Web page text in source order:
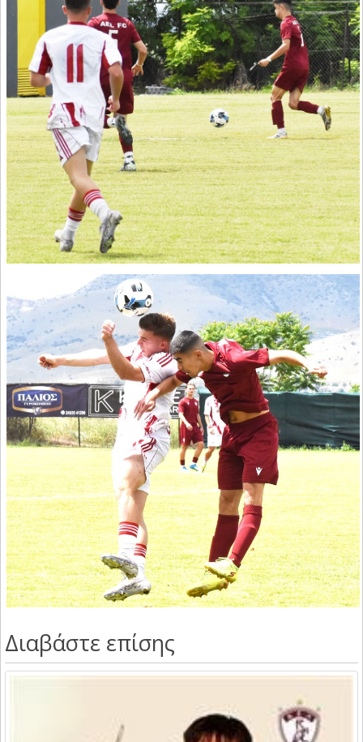
Διαβάστε επίσης